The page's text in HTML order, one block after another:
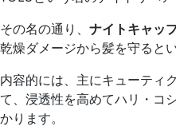
その名の通り、 ナイトキャッ
乾燥ダメージから髪を守ると
内容的には、主にキューティ
て、浸透性を高めてハリ・コ
かります。